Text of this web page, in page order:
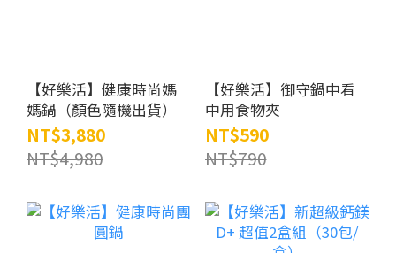
【好樂活】健康時尚媽
媽鍋（顏色隨機出貨）
NT$3,880
NT$4,980
【好樂活】御守鍋中看
中用食物夾
NT$590
NT$790